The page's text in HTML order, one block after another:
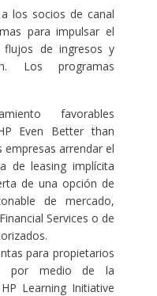
los socios de canal
para impulsar el
flujos de ingresos y
Los programas
favorables
Even Better than
empresas arrendar el
de leasing implícita
de una opción de
de mercado,
Services o de
para propietarios
por medio de la
Learning Initiative